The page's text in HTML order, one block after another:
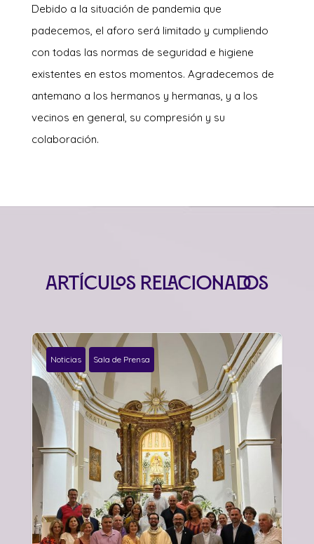
Debido a la situación de pandemia que
padecemos, el aforo será limitado y cumpliendo
con todas las normas de seguridad e higiene
existentes en estos momentos. Agradecemos de
antemano a los hermanos y hermanas, y a los
vecinos en general, su compresión y su
colaboración.
Artículos relacionados
Noticias Sala de Prensa